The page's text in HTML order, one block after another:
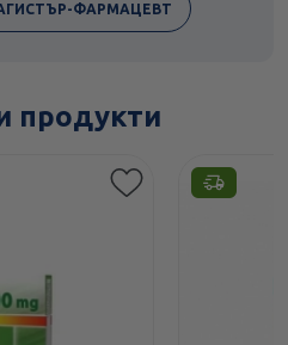
ФАРМАЦЕВТ
продукти